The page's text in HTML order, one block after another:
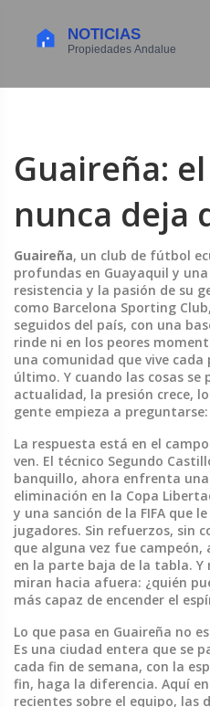
Guaireña:
nunca deja
Guaireña, un club de fútbol
profundas en Guayaquil y
resistencia y la pasión de su
como Barcelona Sporting Club
seguidos del país, con una
rinde ni en los peores
una comunidad que vive
último. Y cuando las cosas se
actualidad, la presión crece,
gente empieza a
La respuesta está en el
ven. El técnico Segundo
banquillo, ahora enfrenta
eliminación en la Copa
y una sanción de la FIFA que
jugadores. Sin refuerzos, sin
que alguna vez fue
en la parte baja de la tabla.
miran hacia afuera: ¿quién
más capaz de encender el
Lo que pasa en Guaireña no
Es una ciudad entera que se
cada fin de semana, con la
fin, haga la diferencia. Aquí
recientes sobre el equipo, las